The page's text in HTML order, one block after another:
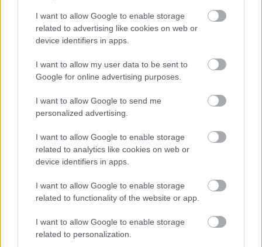
I want to allow Google to enable storage
related to advertising like cookies on web or
device identifiers in apps.
I want to allow my user data to be sent to
Google for online advertising purposes.
I want to allow Google to send me
personalized advertising.
I want to allow Google to enable storage
related to analytics like cookies on web or
device identifiers in apps.
I want to allow Google to enable storage
related to functionality of the website or app.
I want to allow Google to enable storage
related to personalization.
Temné stránky chalúp:
10 najčastejších
vás môžu nepríjemne
prekvapiť
Žena, búracie kladivo a
1654 sa nevidí každý
deň!
DOM